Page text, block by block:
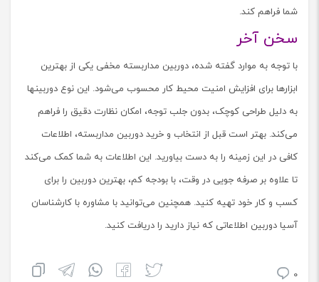
شما فراهم کند.
سخن آخر
با توجه به موارد گفته شده، دوربین مداربسته مخفی یکی از بهترین
ابزارها برای افزایش امنیت محیط کار محسوب می‌شود. این نوع دوربین‎ها
به دلیل طراحی کوچک، بدون جلب توجه، امکان نظارت دقیق را فراهم
می‌کند. بهتر است قبل از انتخاب و خرید دوربین مداربسته، اطلاعات
کافی در این زمینه را به دست بیاورید. این اطلاعات به شما کمک می‌کند
تا علاوه بر صرفه جویی در وقت، با بودجه کم، بهترین دوربین را برای
کسب و کار خود تهیه کنید. همچنین می‌توانید با مشاوره با کارشناسان
آسیا دوربین اطلاعاتی که نیاز دارید را دریافت کنید.
0